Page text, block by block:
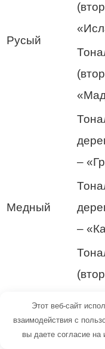
Русый
Медный
–
–
Этот веб-сайт
взаимодействия с
вы даете согласие